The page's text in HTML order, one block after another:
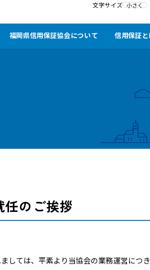
文字サイズ 小さく
福岡県信用保証協会について 信用保証
任のご挨拶
しては、平素より当協会の業務運営につ